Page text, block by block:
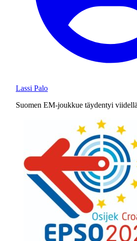
Lassi Palo
Suomen EM-joukkue täydentyi